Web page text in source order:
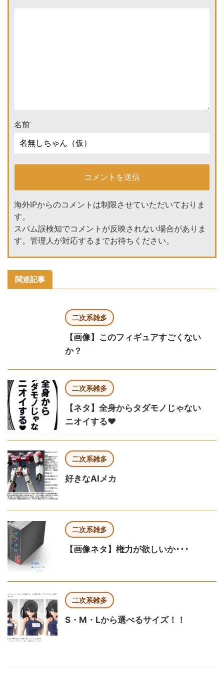
名前
海外IPからのコメントは制限させていただいておりま
す。
スパム誤検知でコメントが反映されない場合がありま
す。管理人が対応するまでお待ちください。
関連記事
二次系雑多
【画像】このフィギュアすごくない
か？
二次系雑多
【ネタ】全身からタダモノじゃない
ニオイする♥️
二次系雑多
好きなAIメカ
二次系雑多
【画像ネタ】権力が欲しいか･･･
二次系雑多
S・M・Lから選べるサイズ！！